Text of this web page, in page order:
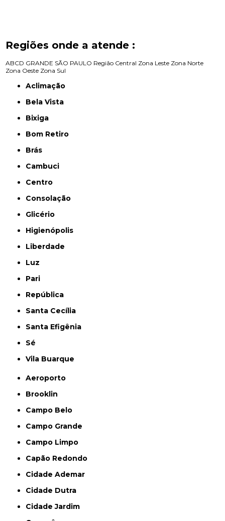
Regiões onde a atende :
ABCD GRANDE SÃO PAULO Região Central Zona Leste Zona Norte
Zona Oeste Zona Sul
Aclimação
Bela Vista
Bixiga
Bom Retiro
Brás
Cambuci
Centro
Consolação
Glicério
Higienópolis
Liberdade
Luz
Pari
República
Santa Cecília
Santa Efigênia
Sé
Vila Buarque
Aeroporto
Brooklin
Campo Belo
Campo Grande
Campo Limpo
Capão Redondo
Cidade Ademar
Cidade Dutra
Cidade Jardim